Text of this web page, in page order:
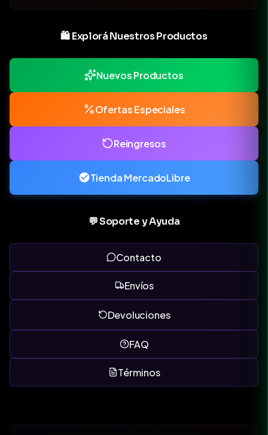
🛍️ Explorá Nuestros Productos
Nuevos Productos
Ofertas Especiales
Reingresos
Tienda MercadoLibre
💬 Soporte y Ayuda
Contacto
Envíos
Devoluciones
FAQ
Términos